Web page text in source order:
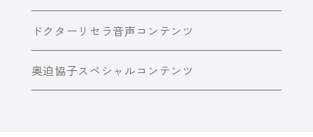
ドクターリセラ音声コンテンツ
奥迫協子スペシャルコンテンツ